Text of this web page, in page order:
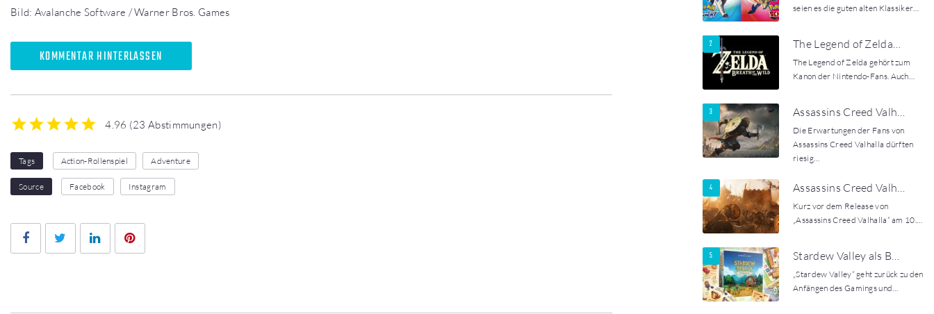
Bild: Avalanche Software / Warner Bros. Games
KOMMENTAR HINTERLASSEN
4.96 (23 Abstimmungen)
Tags Action-Rollenspiel Adventure
Source Facebook Instagram
FacebookTwitter LinkedIn
seien es die guten alten Klassiker…
The Legend of Zelda…
The Legend of Zelda gehört zum
Kanon der Nintendo-Fans. Auch…
Assassins Creed Valh…
Die Erwartungen der Fans von
Assassins Creed Valhalla dürften
riesig…
Assassins Creed Valh…
Kurz vor dem Release von
„Assassins Creed Valhalla“ am 10.…
Stardew Valley als B…
„Stardew Valley“ geht zurück zu den
Anfängen des Gamings und…